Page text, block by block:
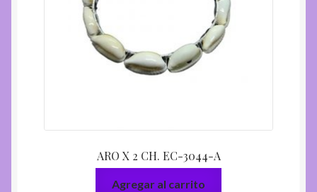
ARO X 2 CH. EC-3044-A
Agregar al carrito